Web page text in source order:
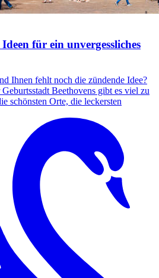
für ein unvergessliches
Ihnen fehlt noch die zündende Idee?
Beethovens gibt es viel zu
schönsten Orte, die leckersten